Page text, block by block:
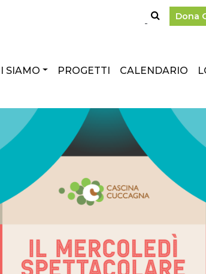
Dona
SIAMO PROGETTI CALENDARIO